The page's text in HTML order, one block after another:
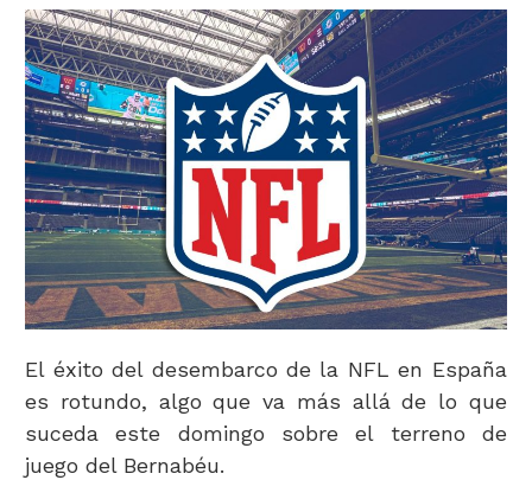
El éxito del desembarco de la NFL en España
es rotundo, algo que va más allá de lo que
suceda este domingo sobre el terreno de
juego del Bernabéu.